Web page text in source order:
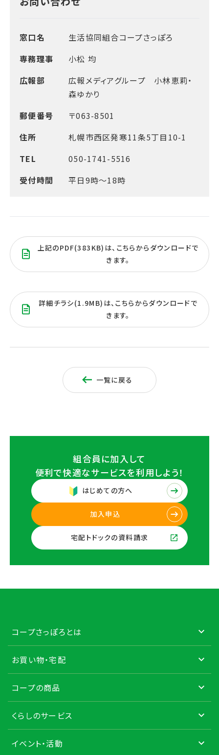
窓口名
生活協同組合コープさっぽろ
専務理事
小松 均
広報部
広報メディアグループ 小林恵莉・
森ゆかり
郵便番号
〒063-8501
住所
札幌市西区発寒11条5丁目10-1
TEL
050-1741-5516
受付時間
平日9時～18時
上記のPDF(383KB)は、こちらからダウンロードで
きます。
詳細チラシ(1.9MB)は、こちらからダウンロードで
きます。
一覧に戻る
組合員に加入して
便利で快適なサービスを利用しよう！
はじめての方へ
加入申込
宅配トドックの資料請求
コープさっぽろとは
お買い物・宅配
コープの商品
くらしのサービス
イベント・活動